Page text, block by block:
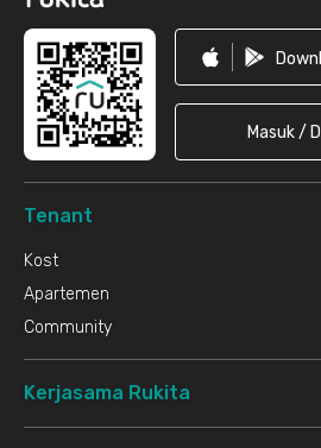
Masuk /
Tenant
Kost
Apartemen
Community
Kerjasama Rukita